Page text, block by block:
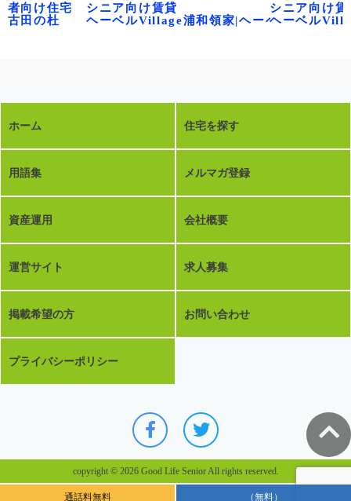
者向け住宅
古田の杜
シニア向け賃貸
ヘーベルVillage浦和領家|ヘーベルヴィレッ
シニア向け賃
ヘーベル
ホーム 住宅を探す
用語集 メルマガ登録
資産運用 会社概要
運営サイト 求人募集
掲載希望の方 お問い合わせ
プライバシーポリシー
copyright © 2026 Good Life Senior All rights reserved.
通話料無料 （無料）